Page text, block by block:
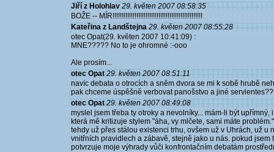
Jiří z Holohlav 29. květen 2007 08:58:35
BOŽE -- MÍR!!!!!!!!!!!!!!!!!!!!!!!!!!!!!!!!!!!!!!!!!!!!!!!!!
Kateřina z Landštejna 29. květen 2007 08:55:28
otec Opat(29. květen 2007 10:41:09) :
MNE????? No to je ohromné :-ooo
Ale prosím...
otec Opat 29. květen 2007 08:51:11
navíc debata o otrocích a sněm dvora se mi k sobě hrubě
pak chceme úspěšně verbovat panošstvo a jiné
otec Opat 29. květen 2007 08:49:08
myslel jsem třeba ty otroky a nevolníky... mám-li být
která mě kritizuje stylem "áha, vy mlčete, sami máte
tehdy už přes stálou existenci trhu, ovšem už v Uhrách, už u
vnitřních pravidlech a zábavě, stejně jako u nás. pokud
potvrzuje moje výhrady vůči konfrontačním debatám